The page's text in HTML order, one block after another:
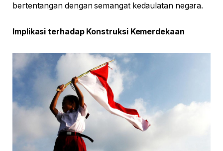
bertentangan dengan semangat kedaulatan negara.
Implikasi terhadap Konstruksi Kemerdekaan